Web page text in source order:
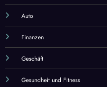
Auto
Finanzen
Geschäft
Gesundheit und Fitness